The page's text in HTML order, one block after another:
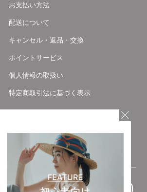
お支払い方法
配送について
キャンセル・返品・交換
ポイントサービス
個人情報の取扱い
特定商取引法に基づく表示
FOLLOW US